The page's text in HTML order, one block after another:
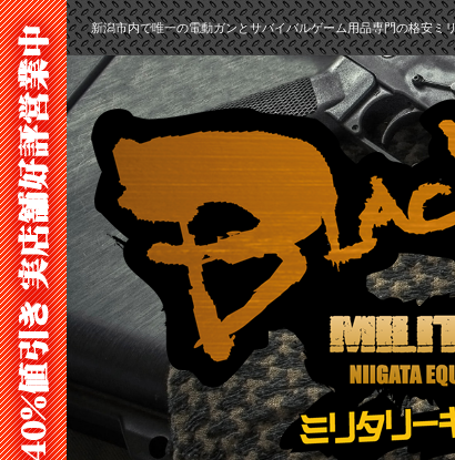
新潟市内で唯一の電動ガンとサバイバルゲーム用品専門の格安ミ